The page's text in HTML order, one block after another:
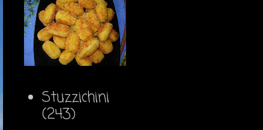
Stuzzichini
(243)